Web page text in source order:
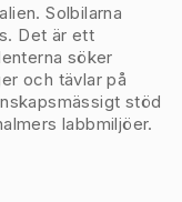
Solbilarna
Det är ett
söker
och tävlar på
stöd
labbmiljöer.